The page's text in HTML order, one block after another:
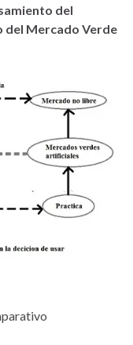
del
del Mercado Verde